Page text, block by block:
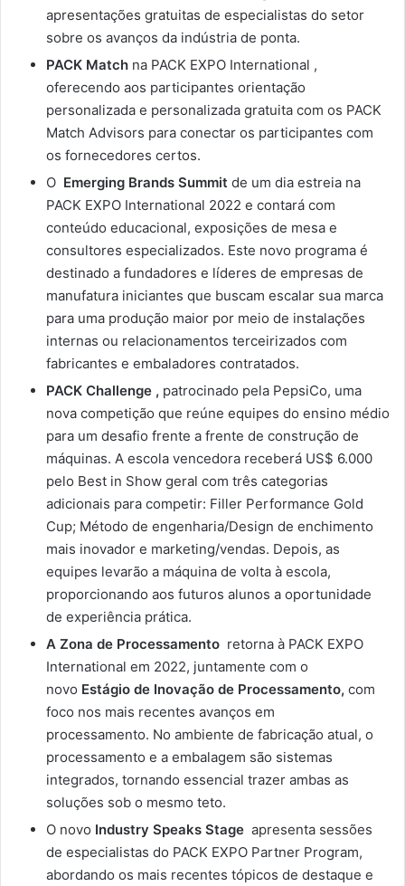
apresentações gratuitas de especialistas do setor
sobre os avanços da indústria de ponta.
PACK Match na PACK EXPO International ,
oferecendo aos participantes orientação
personalizada e personalizada gratuita com os PACK
Match Advisors para conectar os participantes com
os fornecedores certos.
O Emerging Brands Summit de um dia estreia na
PACK EXPO International 2022 e contará com
conteúdo educacional, exposições de mesa e
consultores especializados. Este novo programa é
destinado a fundadores e líderes de empresas de
manufatura iniciantes que buscam escalar sua marca
para uma produção maior por meio de instalações
internas ou relacionamentos terceirizados com
fabricantes e embaladores contratados.
PACK Challenge , patrocinado pela PepsiCo, uma
nova competição que reúne equipes do ensino médio
para um desafio frente a frente de construção de
máquinas. A escola vencedora receberá US$ 6.000
pelo Best in Show geral com três categorias
adicionais para competir: Filler Performance Gold
Cup; Método de engenharia/Design de enchimento
mais inovador e marketing/vendas. Depois, as
equipes levarão a máquina de volta à escola,
proporcionando aos futuros alunos a oportunidade
de experiência prática.
A Zona de Processamento retorna à PACK EXPO
International em 2022, juntamente com o
novo Estágio de Inovação de Processamento, com
foco nos mais recentes avanços em
processamento. No ambiente de fabricação atual, o
processamento e a embalagem são sistemas
integrados, tornando essencial trazer ambas as
soluções sob o mesmo teto.
O novo Industry Speaks Stage apresenta sessões
de especialistas do PACK EXPO Partner Program,
abordando os mais recentes tópicos de destaque e